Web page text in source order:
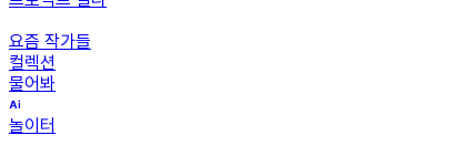
요즘 작가들
컬렉션
물어봐
놀이터